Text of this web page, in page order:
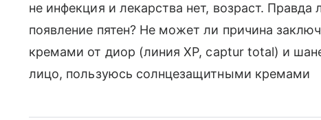
не инфекция и лекарства нет, возраст.
появление пятен? Не может ли причина
кремами от диор (линия XP, captur total) и
лицо, пользуюсь солнцезащитными кремами